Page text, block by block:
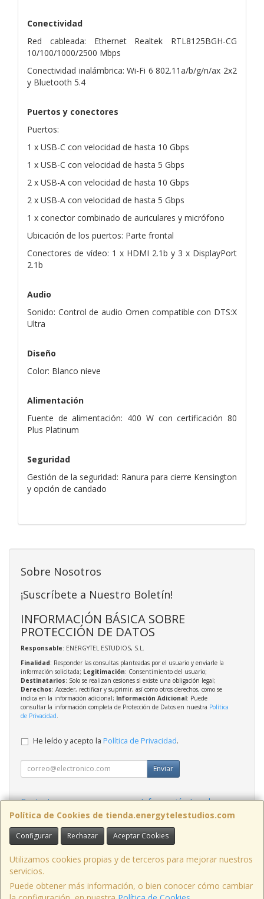
Conectividad
Red cableada: Ethernet Realtek RTL8125BGH-CG
10/100/1000/2500 Mbps
Conectividad inalámbrica: Wi-Fi 6 802.11a/b/g/n/ax 2x2
y Bluetooth 5.4
Puertos y conectores
Puertos:
1 x USB-C con velocidad de hasta 10 Gbps
1 x USB-C con velocidad de hasta 5 Gbps
2 x USB-A con velocidad de hasta 10 Gbps
2 x USB-A con velocidad de hasta 5 Gbps
1 x conector combinado de auriculares y micrófono
Ubicación de los puertos: Parte frontal
Conectores de vídeo: 1 x HDMI 2.1b y 3 x DisplayPort
2.1b
Audio
Sonido: Control de audio Omen compatible con DTS:X
Ultra
Diseño
Color: Blanco nieve
Alimentación
Fuente de alimentación: 400 W con certificación 80
Plus Platinum
Seguridad
Gestión de la seguridad: Ranura para cierre Kensington
y opción de candado
Política de Cookies de tienda.energytelestudios.com
Configurar Rechazar Aceptar Cookies
Utilizamos cookies propias y de terceros para mejorar nuestros
servicios.
Puede obtener más información, o bien conocer cómo cambiar
Sobre Nosotros
¡Suscríbete a Nuestro Boletín!
INFORMACIÓN BÁSICA SOBRE
PROTECCIÓN DE DATOS
Responsable: ENERGYTEL ESTUDIOS, S.L.
Finalidad: Responder las consultas planteadas por el usuario y enviarle la
información solicitada; Legitimación: Consentimiento del usuario;
Destinatarios: Solo se realizan cesiones si existe una obligación legal;
Derechos: Acceder, rectificar y suprimir, así como otros derechos, como se
indica en la información adicional; Información Adicional: Puede
consultar la información completa de Protección de Datos en nuestra Política
de Privacidad
He leído y acepto la Política de Privacidad.
Enviar
Contacto
Información Legal
Política Privacidad
Política de Cookies
Contacto
tienda@energytelestudios.com